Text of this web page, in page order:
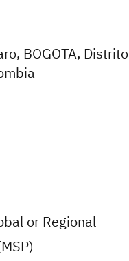
BOGOTA, Distrito
or Regional